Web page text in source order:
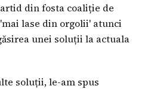
din fosta coaliție de
lase din orgolii' atunci
unei soluții la actuala
soluții, le-am spus